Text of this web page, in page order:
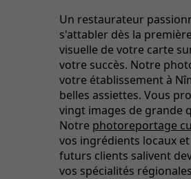
Un restaurateur
s'attabler dès la
visuelle de votre carte
votre succès. Notre
votre établissement à
belles assiettes. Vous
vingt images de grande
Notre photoreportage
vos ingrédients locaux
futurs clients salivent
vos spécialités